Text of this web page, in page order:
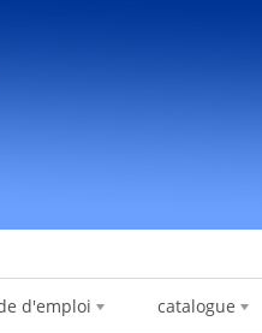
d'emploi catalogue